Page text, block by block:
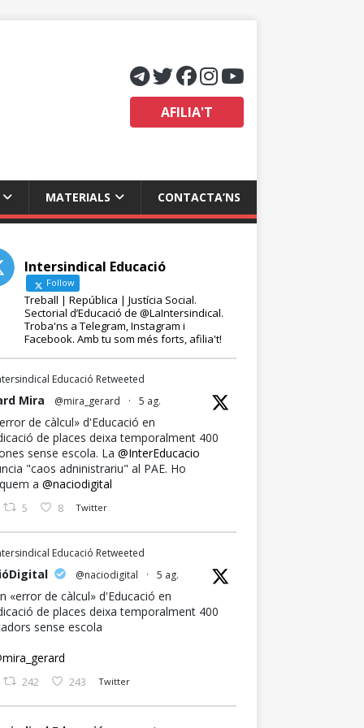
AFILIA'T
MATERIALS CONTACTA’NS
Intersindical Educació
Follow
Treball | República | Justícia Social.
Sectorial d’Educació de @LaIntersindical.
Troba'ns a Telegram, Instagram i
Facebook. Amb tu som més forts, afilia't!
Educació Retweeted
Mira @mira_gerard · 5 ag.
de càlcul» d'Educació en
de places deixa temporalment 400
sense escola. La @InterEducacio
"caos adninistrariu" al PAE. Ho
a @naciodigital
5 8 Twitter
Educació Retweeted
@naciodigital · 5 ag.
«error de càlcul» d'Educació en
de places deixa temporalment 400
sense escola
242 243 Twitter